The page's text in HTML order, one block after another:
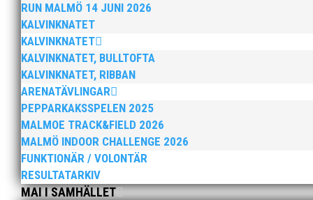
RUN MALMÖ 14 JUNI 2026
KALVINKNATET
KALVINKNATET
KALVINKNATET, BULLTOFTA
KALVINKNATET, RIBBAN
ARENATÄVLINGAR
PEPPARKAKSSPELEN 2025
MALMOE TRACK&FIELD 2026
MALMÖ INDOOR CHALLENGE 2026
FUNKTIONÄR / VOLONTÄR
RESULTATARKIV
MAI I SAMHÄLLET
Anders Hallström, 55, blir ny klubbchef i MAI. Han
hockeyn i Trelleborg och fotbollen i Höllviken
Efter att årsmötet avslutats följde en kväll med
möjliggjorde och generöst finansierade denna del